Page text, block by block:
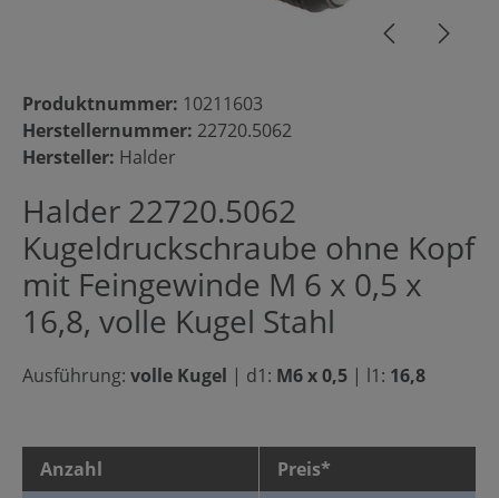
Produktnummer: 10211603
Herstellernummer: 22720.5062
Hersteller: Halder
Halder 22720.5062
Kugeldruckschraube ohne Kopf
mit Feingewinde M 6 x 0,5 x
16,8, volle Kugel Stahl
Ausführung: volle Kugel | d1: M6 x 0,5 | l1: 16,8
Anzahl
Preis*